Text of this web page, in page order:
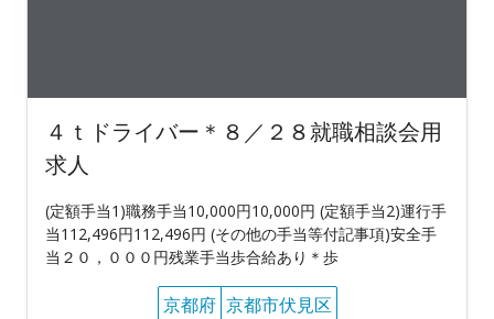
４ｔドライバー＊８／２８就職相談会用
求人
(定額手当1)職務手当10,000円10,000円 (定額手当2)運行手
当112,496円112,496円 (その他の手当等付記事項)安全手
当２０，０００円残業手当歩合給あり＊歩
京都府 京都市伏見区